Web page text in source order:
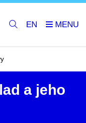
EN
a jeho